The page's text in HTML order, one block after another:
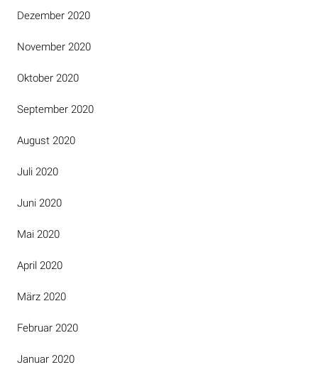
Dezember 2020
November 2020
Oktober 2020
September 2020
August 2020
Juli 2020
Juni 2020
Mai 2020
April 2020
März 2020
Februar 2020
Januar 2020